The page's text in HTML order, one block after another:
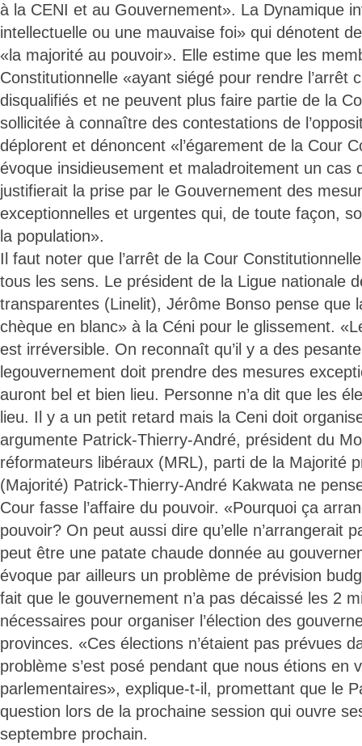
à la CENI et au Gouvernement». La Dynamique
intellectuelle ou une mauvaise foi» qui dénotent
«la majorité au pouvoir». Elle estime que les
Constitutionnelle «ayant siégé pour rendre l’arrêt
disqualifiés et ne peuvent plus faire partie de la
sollicitée à connaître des contestations de
déplorent et dénoncent «l’égarement de la Cour
évoque insidieusement et maladroitement un cas
justifierait la prise par le Gouvernement des
exceptionnelles et urgentes qui, de toute façon,
la population».
Il faut noter que l’arrêt de la Cour
tous les sens. Le président de la Ligue nationale
transparentes (Linelit), Jérôme Bonso pense que
chèque en blanc» à la Céni pour le glissement.
est irréversible. On reconnaît qu’il y a des
legouvernement doit prendre des mesures
auront bel et bien lieu. Personne n’a dit que les
lieu. Il y a un petit retard mais la Ceni doit
argumente Patrick-Thierry-André, président du
réformateurs libéraux (MRL), parti de la Majorité
(Majorité) Patrick-Thierry-André Kakwata ne
Cour fasse l’affaire du pouvoir. «Pourquoi ça
pouvoir? On peut aussi dire qu’elle n’arrangerait
peut être une patate chaude donnée au
évoque par ailleurs un problème de prévision
fait que le gouvernement n’a pas décaissé les 2
nécessaires pour organiser l’élection des
provinces. «Ces élections n’étaient pas prévues
problème s’est posé pendant que nous étions en
parlementaires», explique-t-il, promettant que le
question lors de la prochaine session qui ouvre
septembre prochain.